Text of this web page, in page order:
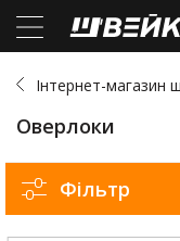
Оверлоки
Інтернет-магазин
Фільтр